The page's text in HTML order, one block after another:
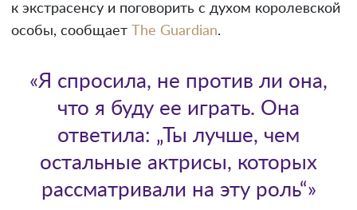
к экстрасенсу и поговорить с духом королевской
особы, сообщает
The Guardian.
«Я спросила, не против ли она,
что я буду ее играть. Она
ответила: „Ты лучше, чем
остальные актрисы, которых
рассматривали на эту роль“»